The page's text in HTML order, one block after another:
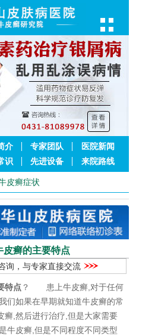
介 专家团队
医院新闻
识 先进设备 来院路线
皮癣症状
皮癣的主要特点
询，与专家直接交流
特点 ？ 患上牛皮癣,对于任何
们如果在早期就知道牛皮癣的常
癣,然后进行治疗,但是大家需要
牛皮癣,但是不同程度不同类型